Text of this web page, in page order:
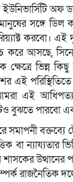
ইউনিভার্সিটি
সঙ্গে
করবো।
করে আসছে,
ক্ষেত্রে ভিন্ন
এই
এই
বুঝতে পারবো
সমাপনী
বা ন্যায্যতার
উত্থানের
রাজনৈতিক